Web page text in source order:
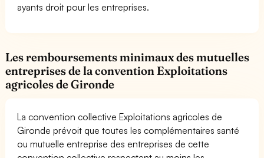
ayants droit pour les entreprises.
Les remboursements minimaux des mutuelles
entreprises de la convention Exploitations
agricoles de Gironde
La convention collective Exploitations agricoles de
Gironde prévoit que toutes les complémentaires santé
ou mutuelle entreprise des entreprises de cette